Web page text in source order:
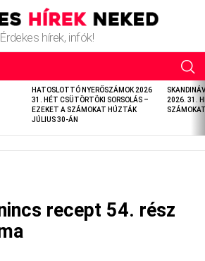
Érdekes hírek, infók!
HATOSLOTTÓ NYERŐSZÁMOK 2026
31. HÉT CSÜTÖRTÖKI SORSOLÁS –
EZEKET A SZÁMOKAT HÚZTÁK
JÚLIUS 30-ÁN
2026. 31.
recept 54. rész